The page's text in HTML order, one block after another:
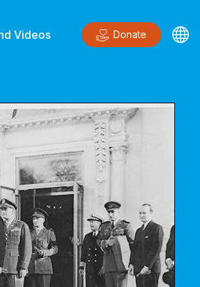
Videos Donate